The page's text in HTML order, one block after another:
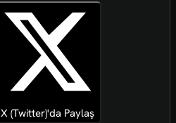
X (Twitter)'da Paylaş